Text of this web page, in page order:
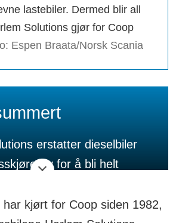
lastebiler. Dermed blir all
Solutions gjør for Coop
Espen Braata/Norsk Scania
erstatter dieselbiler
for å bli helt
gir lengre
har kjørt for Coop siden 1982,